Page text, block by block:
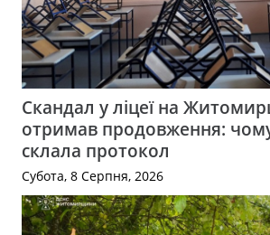
Скандал у ліцеї на
отримав продовження: чому
склала протокол
Субота, 8 Серпня, 2026